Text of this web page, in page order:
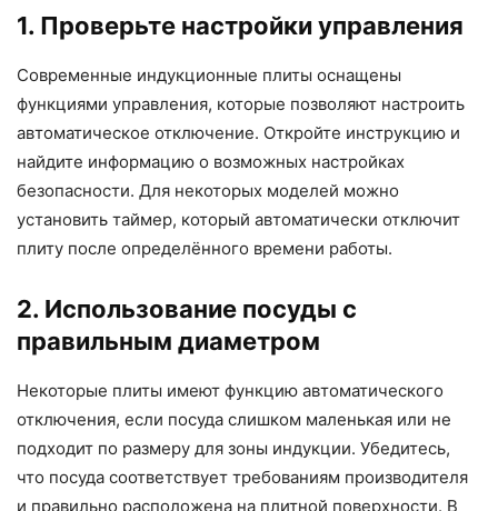
1. Проверьте настройки управления
Современные индукционные плиты оснащены
функциями управления, которые позволяют настроить
автоматическое отключение. Откройте инструкцию и
найдите информацию о возможных настройках
безопасности. Для некоторых моделей можно
установить таймер, который автоматически отключит
плиту после определённого времени работы.
2. Использование посуды с
правильным диаметром
Некоторые плиты имеют функцию автоматического
отключения, если посуда слишком маленькая или не
подходит по размеру для зоны индукции. Убедитесь,
что посуда соответствует требованиям производителя
и правильно расположена на плитной поверхности. В